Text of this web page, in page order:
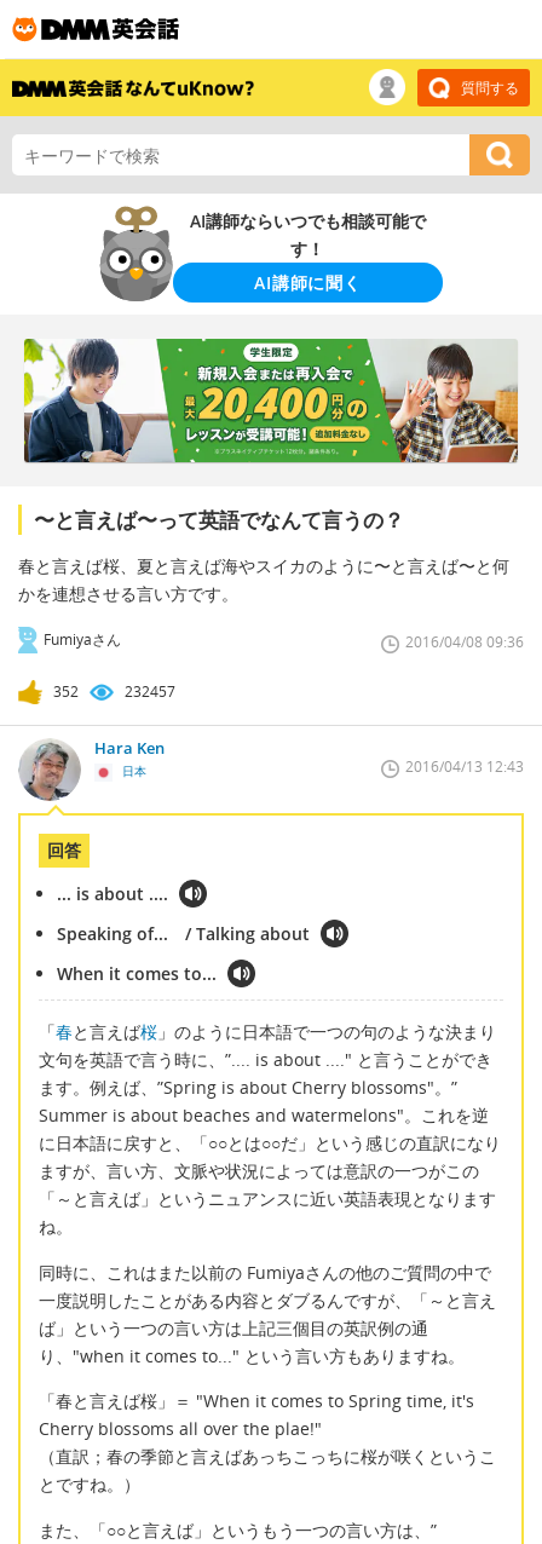
質問する
AI講師ならいつでも相談可能で
す！
AI講師に聞く
〜と言えば〜って英語でなんて言うの？
春と言えば桜、夏と言えば海やスイカのように〜と言えば〜と何
かを連想させる言い方です。
Fumiyaさん 2016/04/08 09:36
352 232457
Hara Ken
日本 2016/04/13 12:43
回答
... is about ....
Speaking of... / Talking about
When it comes to...
「春と言えば桜 」のように日本語で一つの句のような決まり
文句を英語で言う時に、”.... is about ...." と言うことができ
ます。例えば、”Spring is about Cherry blossoms"。”
Summer is about beaches and watermelons"。これを逆
に日本語に戻すと、「○○とは○○だ」という感じの直訳になり
ますが、言い方、文脈や状況によっては意訳の一つがこの
「～と言えば」というニュアンスに近い英語表現となります
ね。
同時に、これはまた以前の Fumiyaさんの他のご質問の中で
一度説明したことがある内容とダブるんですが、「～と言え
ば」という一つの言い方は上記三個目の英訳例の通
り、"when it comes to..." という言い方もありますね。
「春と言えば桜」＝ "When it comes to Spring time, it's
Cherry blossoms all over the plae!"
（直訳；春の季節と言えばあっちこっちに桜が咲くというこ
とですね。）
また、「○○と言えば」というもう一つの言い方は、”